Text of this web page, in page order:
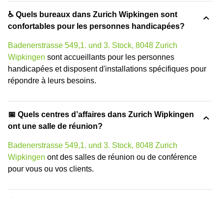
♿ Quels bureaux dans Zurich Wipkingen sont
confortables pour les personnes handicapées?
Badenerstrasse 549,1. und 3. Stock, 8048 Zurich
Wipkingen sont accueillants pour les personnes
handicapées et disposent d'installations spécifiques pour
répondre à leurs besoins.
📅 Quels centres d’affaires dans Zurich Wipkingen
ont une salle de réunion?
Badenerstrasse 549,1. und 3. Stock, 8048 Zurich
Wipkingen ont des salles de réunion ou de conférence
pour vous ou vos clients.